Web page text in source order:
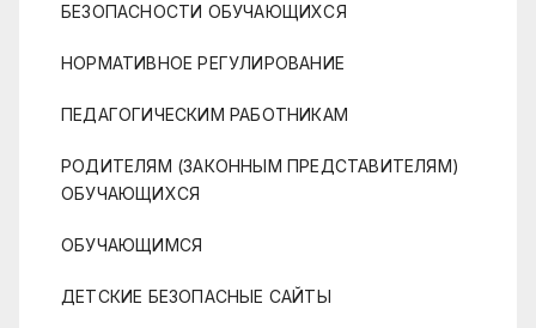
БЕЗОПАСНОСТИ ОБУЧАЮЩИХСЯ
НОРМАТИВНОЕ РЕГУЛИРОВАНИЕ
ПЕДАГОГИЧЕСКИМ РАБОТНИКАМ
РОДИТЕЛЯМ (ЗАКОННЫМ ПРЕДСТАВИТЕЛЯМ)
ОБУЧАЮЩИХСЯ
ОБУЧАЮЩИМСЯ
ДЕТСКИЕ БЕЗОПАСНЫЕ САЙТЫ